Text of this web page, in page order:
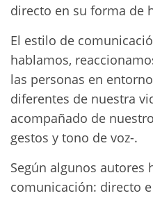
directo en su forma de
El estilo de
hablamos,
las personas en
diferentes de nuestra
acompañado de
gestos y tono de voz-.
Según algunos autores
comunicación: directo